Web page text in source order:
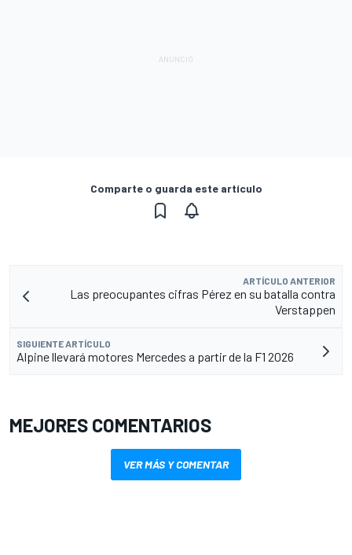
Comparte o guarda este artículo
ARTÍCULO ANTERIOR
Las preocupantes cifras Pérez en su batalla contra
Verstappen
SIGUIENTE ARTÍCULO
Alpine llevará motores Mercedes a partir de la F1 2026
MEJORES COMENTARIOS
VER MÁS Y COMENTAR